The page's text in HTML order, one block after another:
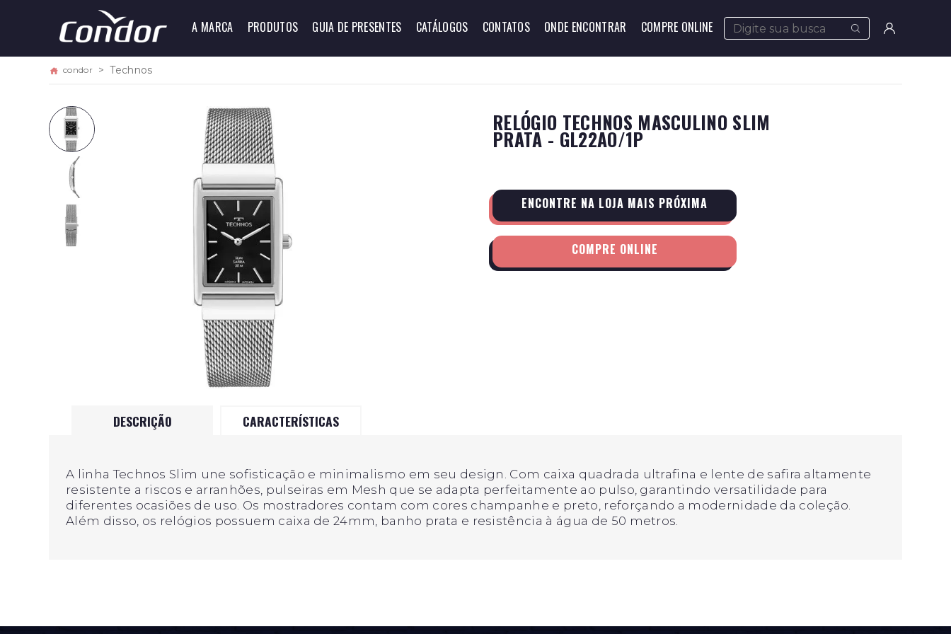
A MARCA PRODUTOS GUIA DE PRESENTES CATÁLOGOS CONTATOS ONDE ENCONTRAR COMPRE ONLINE
condor Technos
RELÓGIO TECHNOS MASCULINO SLIM
PRATA - GL22AO/1P
ENCONTRE NA LOJA MAIS PRÓXIMA
COMPRE ONLINE
DESCRIÇÃO CARACTERÍSTICAS
A linha Technos Slim une sofisticação e minimalismo em seu design. Com caixa quadrada ultrafina e lente de safira altamente
resistente a riscos e arranhões, pulseiras em Mesh que se adapta perfeitamente ao pulso, garantindo versatilidade para
diferentes ocasiões de uso. Os mostradores contam com cores champanhe e preto, reforçando a modernidade da coleção.
Além disso, os relógios possuem caixa de 24mm, banho prata e resistência à água de 50 metros.